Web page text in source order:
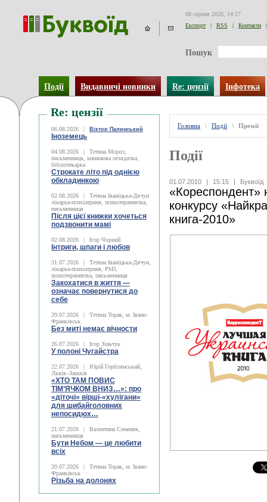
08 серпня 2026, 14:27
Експорт
| RSS | Контакти |
Пошук
Події Видавничі новинки Re: цензії Інфотека
Re: цензії
06.08.2026 | Віктор Палинський
Іноземець
04.08.2026 |
Тетяна Мороз,
письменниця, книжкова оглядачка,
бібліотекарка
Строкате літо під однією
обкладинкою
02.08.2026 |
Тетяна Іваніцька-Дячун
лікарка-психіатриня, психотерапевтка,
письменниця
Після цієї книжки хочеться
подзвонити мамі
02.08.2026 | Ігор Чорний
Інтриги, шпаги і любов
31.07.2026 |
Тетяна Іваніцька-Дячун,
лікарка-психіатриня, PhD,
психотерапевтка, письменниця
Закохатися в життя —
означає повернутися до
себе
29.07.2026 |
Тетяна Торак, м. Івано-
Франківськ
Без миті немає вічности
26.07.2026 | Ігор Зіньчук
У полоні Чугайстра
22.07.2026 |
Юрій Горблянський,
Львів–Зашків
«ХТО ТАМ ПОВИС
ТІМ’ЯЧКОМ ВНИЗ…»: про
«діточі» вірші-«хулігани»
для шибайголовних
непосидюх…
21.07.2026 |
Валентина Семеняк,
письменниця
Бути Небом ― це любити
всіх
20.07.2026 |
Тетяна Торак, м. Івано-
Франківськ
Різьба на долонях
Головна \ Події \ Премії
Події
01.07.2010 | 15:15 | Буквоїд
«Кореспондент»
конкурсу
книга-2010»